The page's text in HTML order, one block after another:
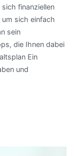
finanziellen
sich einfach
sein
die Ihnen dabei
Ein
und